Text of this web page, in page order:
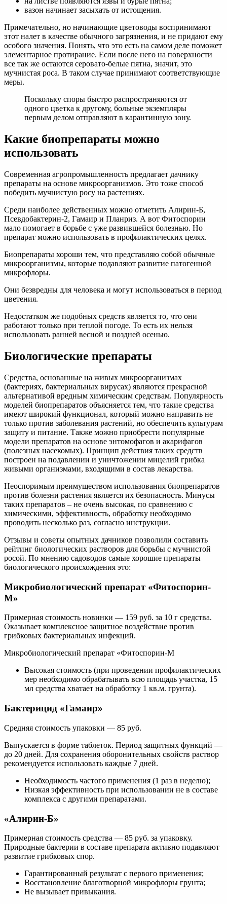
вазон начинает засыхать от истощения.
Примечательно, но начинающие цветоводы воспринимают
этот налет в качестве обычного загрязнения, и не придают ему
особого значения. Понять, что это есть на самом деле поможет
элементарное протирание. Если после него на поверхности
все так же остаются серовато-белые пятна, значит, это
мучнистая роса. В таком случае принимают соответствующие
меры.
Поскольку споры быстро распространяются от
одного цветка к другому, больные экземпляры
первым делом отправляют в карантинную зону.
Какие биопрепараты можно
использовать
Современная агропромышленность предлагает дачнику
препараты на основе микроорганизмов. Это тоже способ
победить мучнистую росу на растениях.
Среди наиболее действенных можно отметить Алирин-Б,
Псевдобактерин-2, Гамаир и Планриз. А вот Фитоспорин
мало помогает в борьбе с уже развившейся болезнью. Но
препарат можно использовать в профилактических целях.
Биопрепараты хороши тем, что представляю собой обычные
микроорганизмы, которые подавляют развитие патогенной
микрофлоры.
Они безвредны для человека и могут использоваться в период
цветения.
Недостатком же подобных средств является то, что они
работают только при теплой погоде. То есть их нельзя
использовать ранней весной и поздней осенью.
Биологические препараты
Средства, основанные на живых микроорганизмах
(бактериях, бактериальных вирусах) являются прекрасной
альтернативой вредным химическим средствам. Популярность
моделей биопрепаратов объясняется тем, что такие средства
имеют широкий функционал, который можно направить не
только против заболевания растений, но обеспечить культурам
защиту и питание. Также можно приобрести популярные
модели препаратов на основе энтомофагов и акарифагов
(полезных насекомых). Принцип действия таких средств
построен на подавлении и уничтожении мицелий грибка
живыми организмами, входящими в состав лекарства.
Неоспоримым преимуществом использования биопрепаратов
против болезни растения является их безопасность. Минусы
таких препаратов – не очень высокая, по сравнению с
химическими, эффективность, обработку необходимо
проводить несколько раз, согласно инструкции.
Отзывы и советы опытных дачников позволили составить
рейтинг биологических растворов для борьбы с мучнистой
росой. По мнению садоводов самые хорошие препараты
биологического происхождения это:
Микробиологический препарат «Фитоспорин-
М»
Примерная стоимость новинки — 159 руб. за 10 г средства.
Оказывает комплексное защитное воздействие против
грибковых бактериальных инфекций.
Микробиологический препарат «Фитоспорин-М
Высокая стоимость (при проведении профилактических
мер необходимо обрабатывать всю площадь участка, 15
мл средства хватает на обработку 1 кв.м. грунта).
Бактерицид «Гамаир»
Средняя стоимость упаковки — 85 руб.
Выпускается в форме таблеток. Период защитных функций —
до 20 дней. Для сохранения оборонительных свойств раствор
рекомендуется использовать каждые 7 дней.
Необходимость частого применения (1 раз в неделю);
Низкая эффективность при использовании не в составе
комплекса с другими препаратами.
«Алирин-Б»
Примерная стоимость средства — 85 руб. за упаковку.
Природные бактерии в составе препарата активно подавляют
развитие грибковых спор.
Гарантированный результат с первого применения;
Восстановление благотворной микрофлоры грунта;
Не вызывает привыкания.